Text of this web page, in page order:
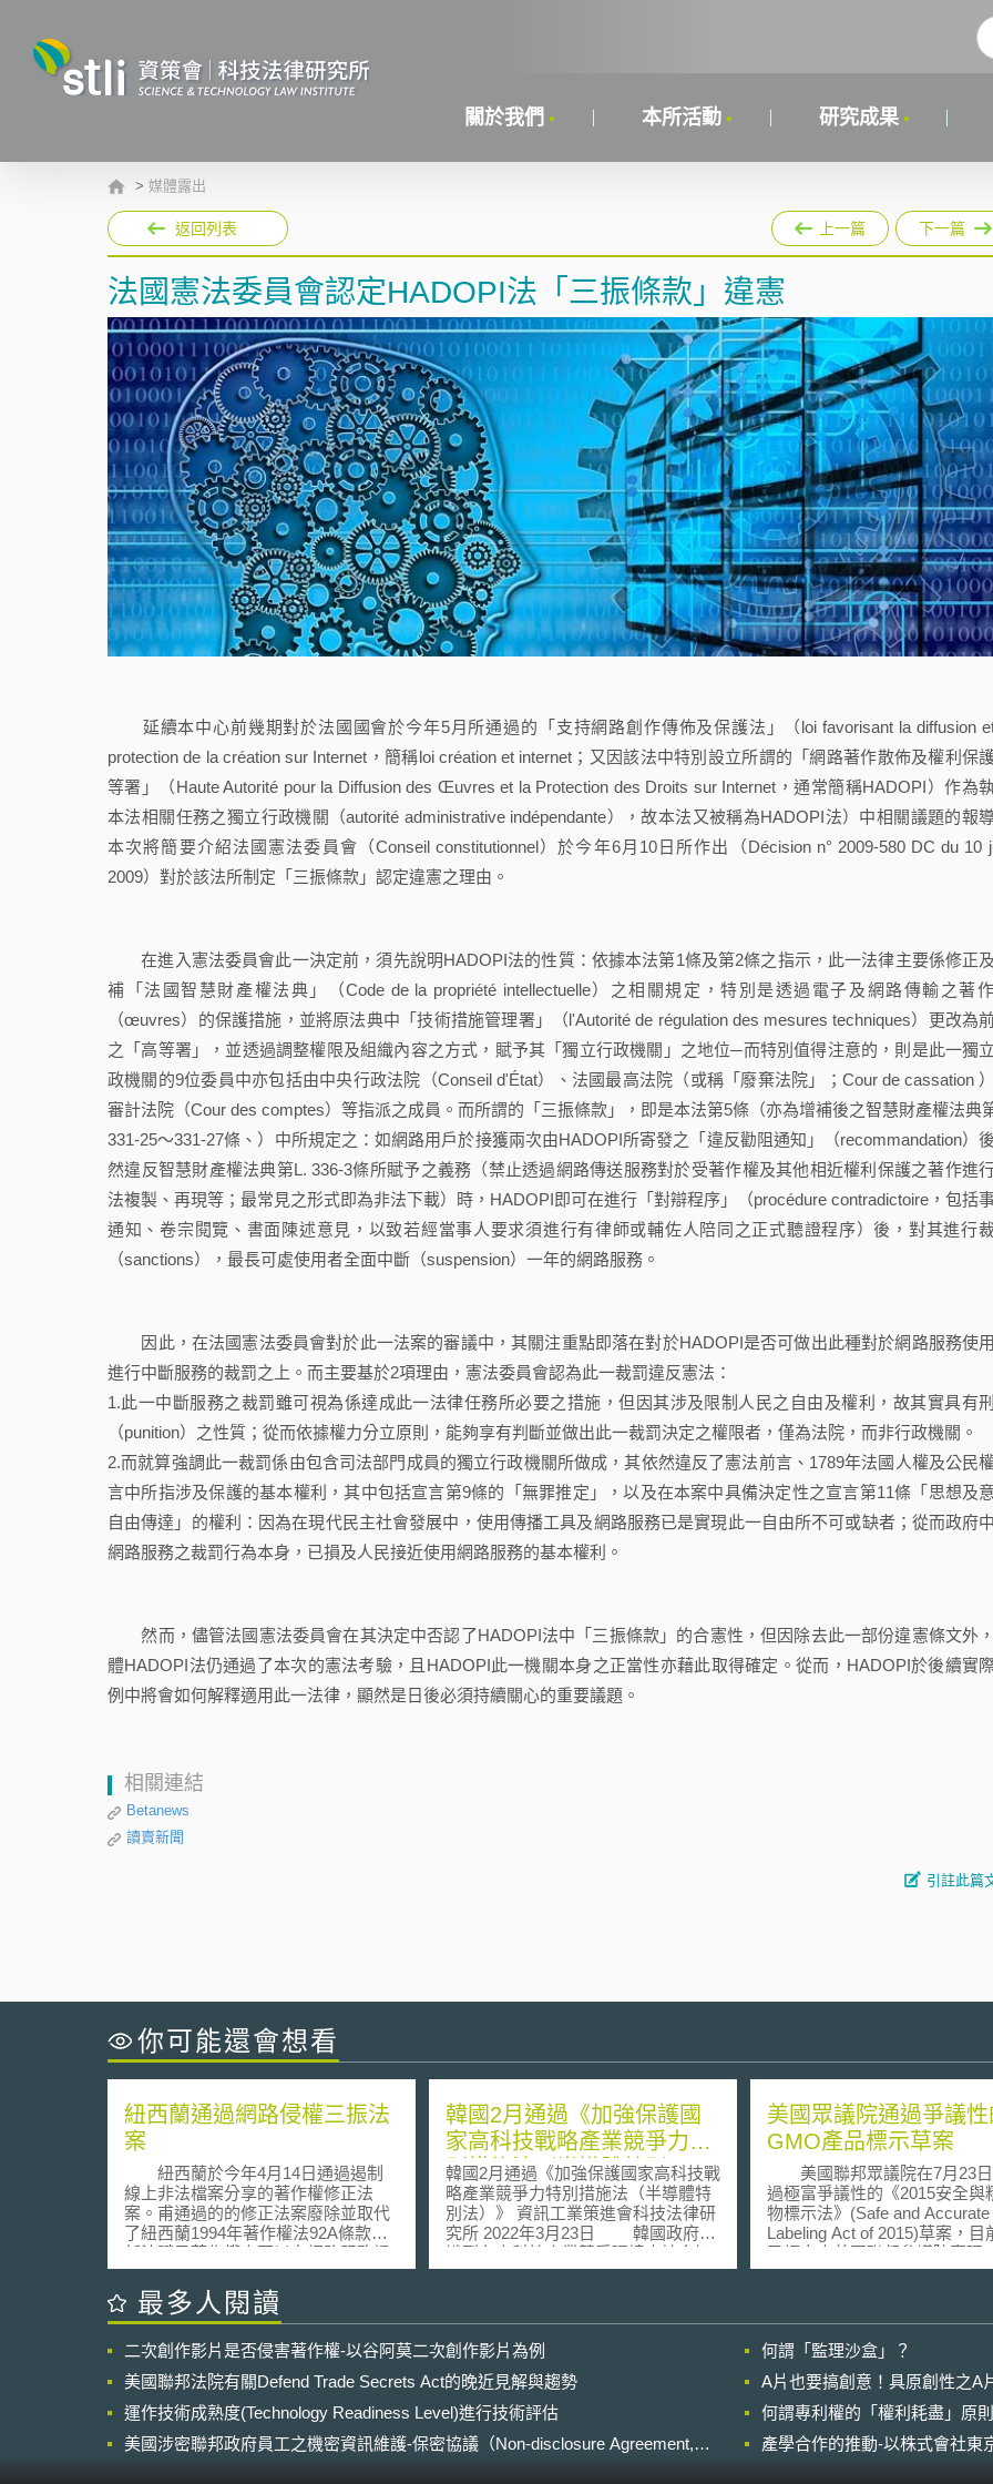
關於我們 本所活動 研究成果
> 媒體露出
返回列表 上一篇 下一篇
法國憲法委員會認定HADOPI法「三振條款」違憲
延續本中心前幾期對於法國國會於今年5月所通過的「支持網路創作傳佈及保護法」（loi favorisant la diffusion
protection de la création sur Internet，簡稱loi création et internet；又因該法中特別設立所謂的「網路著作散佈及權利保
等署」（Haute Autorité pour la Diffusion des Œuvres et la Protection des Droits sur Internet，通常簡稱HADOPI）作為
本法相關任務之獨立行政機關（autorité administrative indépendante），故本法又被稱為HADOPI法）中相關議題的報導
本次將簡要介紹法國憲法委員會（Conseil constitutionnel）於今年6月10日所作出（Décision n° 2009-580 DC du 10
2009）對於該法所制定「三振條款」認定違憲之理由。
在進入憲法委員會此一決定前，須先說明HADOPI法的性質：依據本法第1條及第2條之指示，此一法律主要係修正
補「法國智慧財產權法典」（Code de la propriété intellectuelle）之相關規定，特別是透過電子及網路傳輸之著
（œuvres）的保護措施，並將原法典中「技術措施管理署」（l'Autorité de régulation des mesures techniques）更改為
之「高等署」，並透過調整權限及組織內容之方式，賦予其「獨立行政機關」之地位─而特別值得注意的，則是此一獨
政機關的9位委員中亦包括由中央行政法院（Conseil d'État）、法國最高法院（或稱「廢棄法院」；Cour de cassation
審計法院（Cour des comptes）等指派之成員。而所謂的「三振條款」，即是本法第5條（亦為增補後之智慧財產權法典
331-25〜331-27條、）中所規定之：如網路用戶於接獲兩次由HADOPI所寄發之「違反勸阻通知」（recommandation）
然違反智慧財產權法典第L. 336-3條所賦予之義務（禁止透過網路傳送服務對於受著作權及其他相近權利保護之著作進
法複製、再現等；最常見之形式即為非法下載）時，HADOPI即可在進行「對辯程序」（procédure contradictoire，包括
通知、卷宗閱覽、書面陳述意見，以致若經當事人要求須進行有律師或輔佐人陪同之正式聽證程序）後，對其進行
（sanctions），最長可處使用者全面中斷（suspension）一年的網路服務。
因此，在法國憲法委員會對於此一法案的審議中，其關注重點即落在對於HADOPI是否可做出此種對於網路服務使
進行中斷服務的裁罰之上。而主要基於2項理由，憲法委員會認為此一裁罰違反憲法：
1.此一中斷服務之裁罰雖可視為係達成此一法律任務所必要之措施，但因其涉及限制人民之自由及權利，故其實具有
（punition）之性質；從而依據權力分立原則，能夠享有判斷並做出此一裁罰決定之權限者，僅為法院，而非行政機關。
2.而就算強調此一裁罰係由包含司法部門成員的獨立行政機關所做成，其依然違反了憲法前言、1789年法國人權及公民
言中所指涉及保護的基本權利，其中包括宣言第9條的「無罪推定」，以及在本案中具備決定性之宣言第11條「思想及
自由傳達」的權利：因為在現代民主社會發展中，使用傳播工具及網路服務已是實現此一自由所不可或缺者；從而政府
網路服務之裁罰行為本身，已損及人民接近使用網路服務的基本權利。
然而，儘管法國憲法委員會在其決定中否認了HADOPI法中「三振條款」的合憲性，但因除去此一部份違憲條文外
體HADOPI法仍通過了本次的憲法考驗，且HADOPI此一機關本身之正當性亦藉此取得確定。從而，HADOPI於後續實
例中將會如何解釋適用此一法律，顯然是日後必須持續關心的重要議題。
相關連結
Betanews
讀賣新聞
引註此篇
你可能還會想看
紐西蘭通過網路侵權三振法
案
紐西蘭於今年4月14日通過遏制
線上非法檔案分享的著作權修正法
案。甫通過的的修正法案廢除並取代
了紐西蘭1994年著作權法92A條款。
新法賦予著作權人可以向網路服務提
供者提交侵權使用者的侵權證據，並
要求網路服務提供者通知該使用者停
止侵權行為之權利。若侵權使用者在
作權人可以在著作權法院提出損害賠
償請求，此一請求賠償金額最高可達1
萬5千元紐幣。 而備受爭論的斷
網措施，在本次修正法案中暫時被保
留而未立刻生效，待觀察前述通知與
損害補償機制是否能有效的遏制網路
韓國2月通過《加強保護國
家高科技戰略產業競爭力特
別措施法（半導體特別
法）》
韓國2月通過《加強保護國家高科技戰
略產業競爭力特別措施法（半導體特
別法）》 資訊工業策進會科技法律研
究所 2022年3月23日 韓國政府意
識到在高科技產業競爭環境中培育知
識人才，以及保護國家戰略產業發展
外流及侵害行為加以重罰外；復於
2021年12月提出《國際霸權技術競爭
下之科技保護策略》（下稱韓國科技
保護策略），並於2022年2月3日通過
《加強保護國家高科技戰略產業競爭
力特別措施法》[1]，於同年8月4日生
美國眾議院通過爭議性
GMO產品標示草案
美國聯邦眾議院在7月23日
過極富爭議性的《2015安全與
物標示法》(Safe and Accurate
Labeling Act of 2015)草案，目
已經交由美國聯邦參議院審理
成參議院二讀程序，交由參議
改造與非基因改造標示建立一
的聯邦標準。引發爭議的是本
203條b項的規定，該條款規定
州建立強制性基因改造產品標
度。 該案由堪薩斯州選出的共和
黨籍聯邦眾議員Mike Pompeo
最多人閱讀
二次創作影片是否侵害著作權-以谷阿莫二次創作影片為例
何謂「監理沙盒」？
美國聯邦法院有關Defend Trade Secrets Act的晚近見解與趨勢
A片也要搞創意！具原創性之A
運作技術成熟度(Technology Readiness Level)進行技術評估
何謂專利權的「權利耗盡」原
美國涉密聯邦政府員工之機密資訊維護-保密協議（Non-disclosure Agreement,
產學合作的推動-以株式會社東